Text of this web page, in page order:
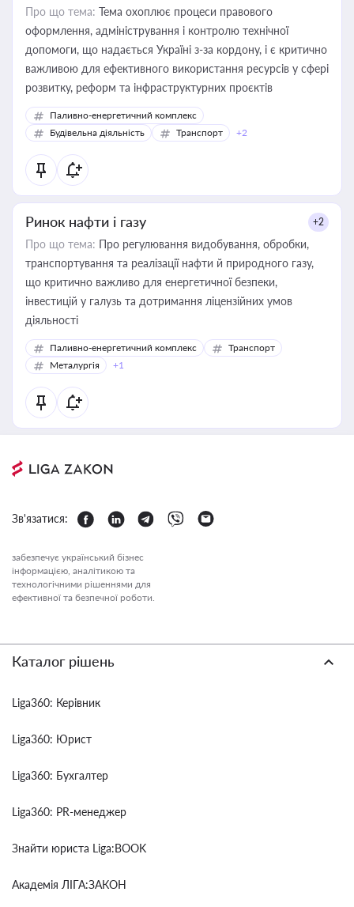
Про що тема: Тема охоплює процеси правового
оформлення, адміністрування і контролю технічної
допомоги, що надається Україні з-за кордону, і є критично
важливою для ефективного використання ресурсів у сфері
розвитку, реформ та інфраструктурних проєктів
Паливно-енергетичний комплекс
Будівельна діяльність
Транспорт +2
Ринок нафти і газу +2
Про що тема: Про регулювання видобування, обробки,
транспортування та реалізації нафти й природного газу,
що критично важливо для енергетичної безпеки,
інвестицій у галузь та дотримання ліцензійних умов
діяльності
Паливно-енергетичний комплекс
Транспорт
Металургія
+1
Зв'язатися:
забезпечує український бізнес
інформацією, аналітикою та
технологічними рішеннями для
ефективної та безпечної роботи.
Каталог рішень
Liga360: Керівник
Liga360: Юрист
Liga360: Бухгалтер
Liga360: PR-менеджер
Знайти юриста Liga:BOOK
Академія ЛІГА:ЗАКОН